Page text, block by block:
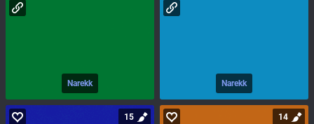
Narekk Narekk
15 14